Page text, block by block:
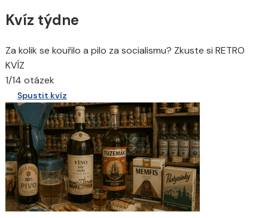
Kvíz týdne
Za kolik se kouřilo a pilo za socialismu? Zkuste si RETRO
KVÍZ
1/14 otázek
Spustit kvíz